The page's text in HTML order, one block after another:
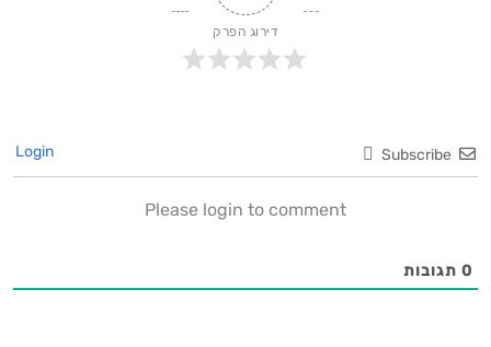
דירוג הפרק
Subscribe
Please login to comment
0 תגובות